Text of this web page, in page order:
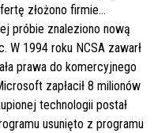
złożono firmie…
próbie znaleziono nową
W 1994 roku NCSA zawarł
prawa do komercyjnego
zapłacił 8 milionów
technologii postał
usunięto z programu